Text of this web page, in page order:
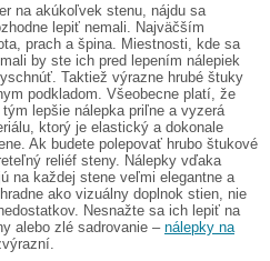
na akúkoľvek stenu, nájdu sa
lepiť nemali. Najväčším
prach a špina. Miestnosti, kde sa
by ste ich pred lepením nálepiek
Taktiež výrazne hrubé štuky
podkladom. Všeobecne platí, že
lepšie nálepka priľne a vyzerá
ktorý je elastický a dokonale
Ak budete polepovať hrubo štukové
reliéf steny. Nálepky vďaka
na každej stene veľmi elegantne a
ako vizuálny doplnok stien, nie
Nesnažte sa ich lepiť na
alebo zlé sadrovanie – nálepky na